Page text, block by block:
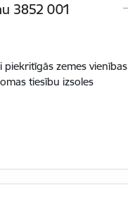
3852 001
zemes vienības
tiesību izsoles